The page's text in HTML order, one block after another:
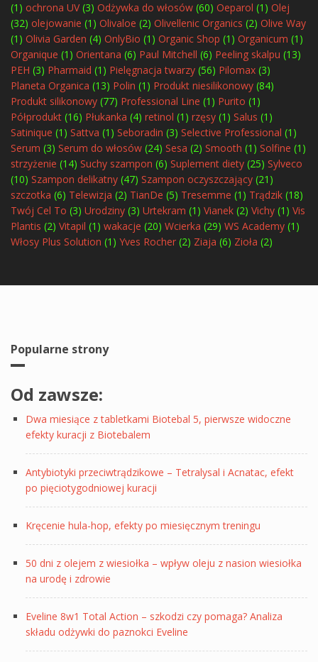
(1) ochrona UV(3) Odżywka do włosów (60) Oeparol (1) Olej
(32) olejowanie (1) Olivaloe (2) Olivellenic Organics (2) Olive Way
(1) Olivia Garden (4) OnlyBio (1) Organic Shop (1) Organicum (1)
Organique (1) Orientana (6) Paul Mitchell (6) Peeling skalpu (13)
PEH (3) Pharmaid (1) Pielęgnacja twarzy (56) Pilomax (3)
Planeta Organica (13) Polin (1) Produkt niesilikonowy (84)
Produkt silikonowy (77) Professional Line (1) Purito (1)
Półprodukt (16) Płukanka (4) retinol (1) rzęsy (1) Salus (1)
Satinique (1) Sattva (1) Seboradin (3) Selective Professional (1)
Serum (3) Serum do włosów (24) Sesa (2) Smooth (1) Solfine (1)
strzyżenie (14) Suchy szampon (6) Suplement diety (25) Sylveco
(10) Szampon delikatny (47) Szampon oczyszczający (21)
szczotka (6) Telewizja (2) TianDe (5) Tresemme (1) Trądzik (18)
Twój Cel To (3) Urodziny (3) Urtekram (1) Vianek (2) Vichy (1) Vis
Plantis (2) Vitapil (1) wakacje (20) Wcierka (29) WS Academy (1)
Włosy Plus Solution (1) Yves Rocher (2) Ziaja (6) Zioła (2)
Popularne strony
Od zawsze:
Dwa miesiące z tabletkami Biotebal 5, pierwsze widoczne
efekty kuracji z Biotebalem
Antybiotyki przeciwtrądzikowe – Tetralysal i Acnatac, efekt
po pięciotygodniowej kuracji
Kręcenie hula-hop, efekty po miesięcznym treningu
50 dni z olejem z wiesiołka – wpływ oleju z nasion wiesiołka
na urodę i zdrowie
Eveline 8w1 Total Action – szkodzi czy pomaga? Analiza
składu odżywki do paznokci Eveline